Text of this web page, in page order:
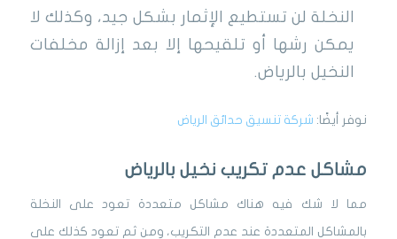
النخلة لن تستطيع الإثمار بشكل جيد، وكذلك لا
يمكن رشها أو تلقيحها إلا بعد إزالة مخلفات
النخيل بالرياض.
نوفر أيضًا: شركة تنسيق حدائق الرياض
مشاكل عدم تكريب نخيل بالرياض
مما لا شك فيه هناك مشاكل متعددة تعود على النخلة
بالمشاكل المتعددة عند عدم التكريب، ومن ثم تعود كذلك على